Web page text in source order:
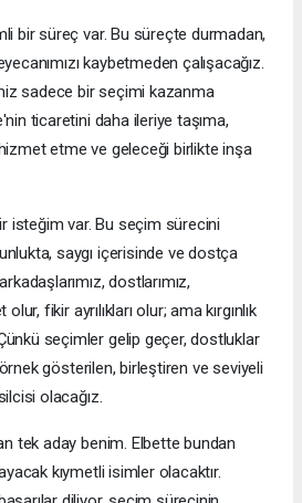
bir süreç var. Bu süreçte durmadan,
kaybetmeden çalışacağız.
sadece bir seçimi kazanma
ticaretini daha ileriye taşıma,
etme ve geleceği birlikte inşa
isteğim var. Bu seçim sürecini
saygı içerisinde ve dostça
dostlarımız,
fikir ayrılıkları olur; ama kırgınlık
seçimler gelip geçer, dostluklar
gösterilen, birleştiren ve seviyeli
olacağız.
tek aday benim. Elbette bundan
kıymetli isimler olacaktır.